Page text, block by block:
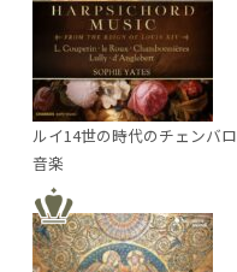
ルイ14世の時代のチェンバロ
音楽